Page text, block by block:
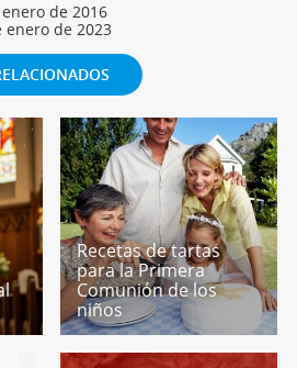
de 2016
enero de 2023
Recetas de tartas
para la Primera
Comunión de los
niños